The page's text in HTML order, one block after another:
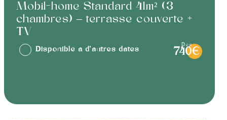
Mobil-home Standard 41m² (3
chambres) – terrasse couverte +
TV
Disponible à d'autres dates
dès
740€